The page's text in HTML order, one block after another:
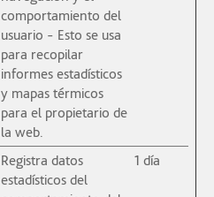
comportamiento del
usuario - Esto se usa
para recopilar
informes estadísticos
y mapas térmicos
para el propietario de
la web.
Registra datos
estadísticos del
1 día